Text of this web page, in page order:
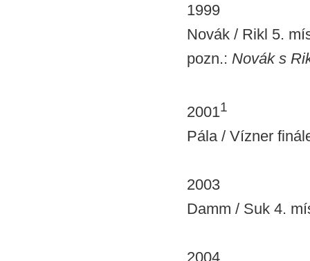
1999
Novák / Rikl 5.
pozn.: Novák s
20011
Pála / Vízner
2003
Damm / Suk 4.
2004